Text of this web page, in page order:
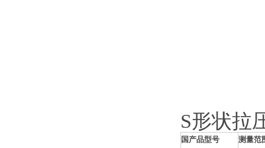
S形状拉
国产品型号
测量范